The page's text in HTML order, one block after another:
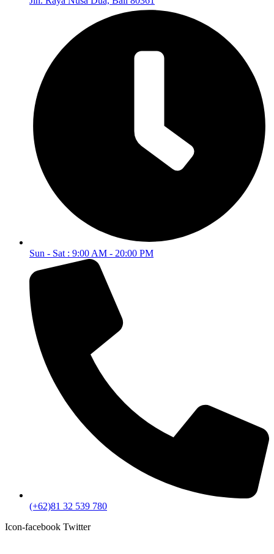
Sun - Sat : 9:00 AM - 20:00 PM
(+62)81 32 539 780
Icon-facebook Twitter